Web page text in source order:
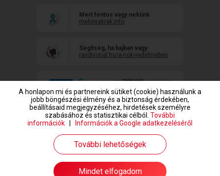
Mert fontos vagy nekünk
mehnyakrak.info
Segítség, ha bajban vagy
randivonal.hu/a-nok-vedelmeben
www.randivonal.hu © Copyright 1999-2026 Dating Central Europe Zrt.
A honlapon mi és partnereink sütiket (cookie) használunk a
jobb böngészési élmény és a biztonság érdekében,
beállításaid megjegyzéséhez, hirdetések személyre
szabásához és statisztikai célból. További
információk
Információk a Google adatkezeléséről
További lehetőségek
Mindet elfogadom